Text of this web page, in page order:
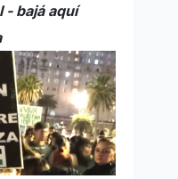
- bajá aquí